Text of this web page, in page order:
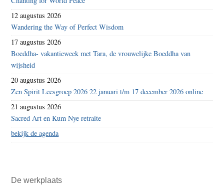
12 augustus 2026
Wandering the Way of Perfect Wisdom
17 augustus 2026
Boeddha- vakantieweek met Tara, de vrouwelijke Boeddha van
wijsheid
20 augustus 2026
Zen Spirit Leesgroep 2026 22 januari t/m 17 december 2026 online
21 augustus 2026
Sacred Art en Kum Nye retraite
bekijk de agenda
De werkplaats